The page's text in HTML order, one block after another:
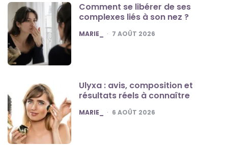
Comment se libérer de ses
complexes liés à son nez ?
POSTED
MARIE_ 7 AOÛT 2026
Ulyxa : avis, composition et
résultats réels à connaître
POSTED
MARIE_ 6 AOÛT 2026